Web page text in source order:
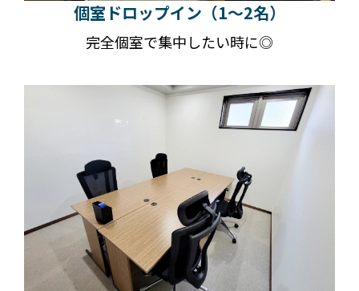
個室ドロップイン（1～2名）
完全個室で集中したい時に◎